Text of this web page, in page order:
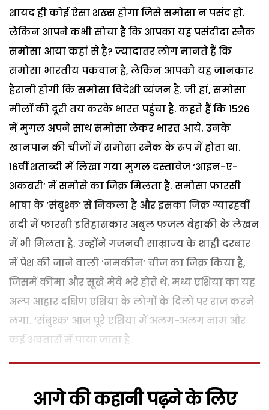
शायद ही कोई ऐसा शख्स होगा जिसे समोसा न पसंद हो.
लेकिन आपने कभी सोचा है कि आपका यह पसंदीदा स्नैक
समोसा आया कहां से है? ज्यादातर लोग मानते हैं कि
समोसा भारतीय पकवान है, लेकिन आपको यह जानकार
हैरानी होगी कि समोसा विदेशी व्यंजन है. जी हां, समोसा
मीलों की दूरी तय करके भारत पहुंचा है. कहते हैं कि 1526
में मुगल अपने साथ समोसा लेकर भारत आये. उनके
खानपान की चीजों में समोसा स्नैक के रूप में होता था.
16वीं शताब्दी में लिखा गया मुगल दस्तावेज ‘आइन-ए-
अकबरी’ में समोसे का जिक्र मिलता है. समोसा फारसी
भाषा के ‘संबुश्क’ से निकला है और इसका जिक्र ग्यारहवीं
सदी में फारसी इतिहासकार अबुल फजल बेहाकी के लेखन
में भी मिलता है. उन्होंने गजनवी साम्राज्य के शाही दरबार
में पेश की जाने वाली ‘नमकीन’ चीज का जिक्र किया है,
जिसमें कीमा और सूखे मेवे भरे होते थे. मध्य एशिया का यह
अल्प आहार दक्षिण एशिया के लोगों के दिलों पर राज करने
लगा. ‘संबुश्क’ आज पूरे एशिया में अलग-अलग नाम और
कई अवतारों में पाया जाता है.
आगे की कहानी पढ़ने के लिए